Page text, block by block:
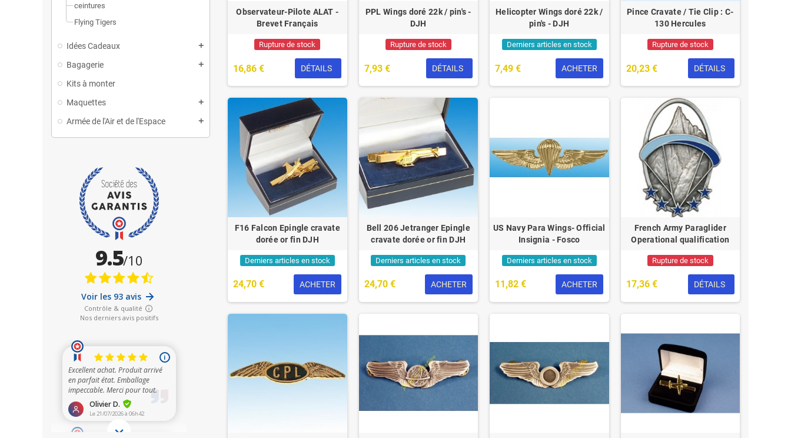
ceintures
Flying Tigers
Idées Cadeaux
Bagagerie
Kits à monter
Maquettes
Armée de l'Air et de l'Espace
Observateur-Pilote ALAT -
Brevet Français
Rupture de stock
16,86 € DÉTAILS
PPL Wings doré 22k / pin's -
DJH
Rupture de stock
7,93 € DÉTAILS
Helicopter Wings doré 22k /
pin's - DJH
Derniers articles en stock
7,49 € ACHETER
Pince Cravate / Tie Clip : C-
130 Hercules
Rupture de stock
20,23 € DÉTAILS
F16 Falcon Epingle cravate
dorée or fin DJH
Derniers articles en stock
24,70 € ACHETER
Bell 206 Jetranger Epingle
cravate dorée or fin DJH
Derniers articles en stock
24,70 € ACHETER
US Navy Para Wings- Official
Insignia - Fosco
Derniers articles en stock
11,82 € ACHETER
French Army Paraglider
Operational qualification
Rupture de stock
17,36 € DÉTAILS